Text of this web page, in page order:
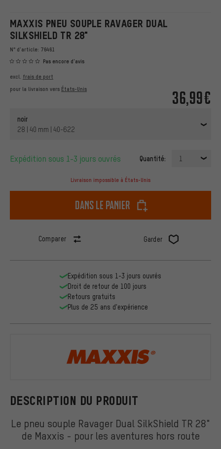
MAXXIS PNEU SOUPLE RAVAGER DUAL
SILKSHIELD TR 28"
N° d'article: 76461
Pas encore d'avis
36,99€
excl. frais de port
pour la livraison vers États-Unis
noir
28 | 40 mm | 40-622
Expédition sous 1-3 jours ouvrés Quantité: 1
Livraison impossible à États-Unis
dans le panier
Comparer Garder
DESCRIPTION DU PRODUIT
Le pneu souple Ravager Dual SilkShield TR 28"
de Maxxis - pour les aventures hors route
Expédition sous 1-3 jours ouvrés
Droit de retour de 100 jours
Retours gratuits
Plus de 25 ans d'expérience